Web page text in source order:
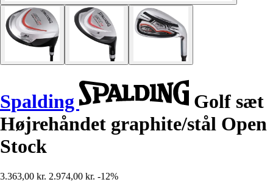
Spalding
Golf sæt
Højrehåndet graphite/stål Open
Stock
3.363,00 kr. 2.974,00 kr. -12%